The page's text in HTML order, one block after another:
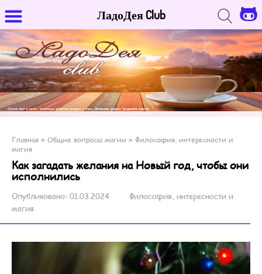
Главная » Общие вопросы магии » Философия, интересности и
магия
Как загадать желания на Новый год, чтобы они
исполнились
Опубликовано: 01.03.2024
Философия, интересности и
магия
ЛадоДея Club